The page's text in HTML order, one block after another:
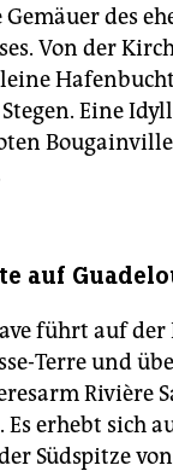
des
Von der
Eine
auf
führt auf
Terre und
Rivière
Es erhebt sich
Südspitze von